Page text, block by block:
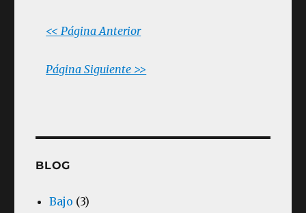
<< Página Anterior
Página Siguiente >>
BLOG
Bajo (3)